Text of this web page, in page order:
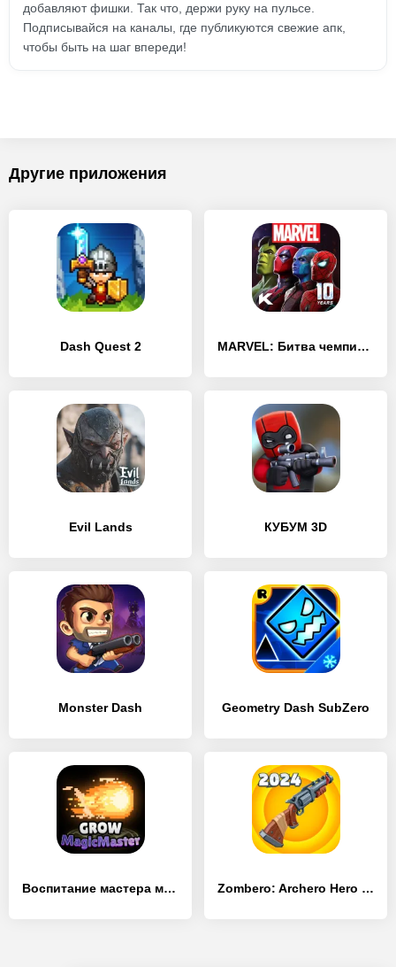
добавляют фишки. Так что, держи руку на пульсе.
Подписывайся на каналы, где публикуются свежие апк,
чтобы быть на шаг впереди!
Другие приложения
Dash Quest 2 MARVEL: Битва чемпионов
Evil Lands КУБУМ 3D
Monster Dash Geometry Dash SubZero
Воспитание мастера магии Zombero: Archero Hero Shooter